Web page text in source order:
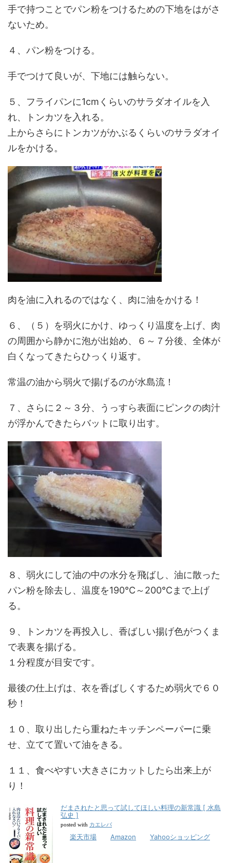
手で持つことでパン粉をつけるための下地をはがさ
ないため。
４、パン粉をつける。
手でつけて良いが、下地には触らない。
５、フライパンに1cmくらいのサラダオイルを入
れ、トンカツを入れる。
上からさらにトンカツがかぶるくらいのサラダオイ
ルをかける。
肉を油に入れるのではなく、肉に油をかける！
６、（５）を弱火にかけ、ゆっくり温度を上げ、肉
の周囲から静かに泡が出始め、６～７分後、全体が
白くなってきたらひっくり返す。
常温の油から弱火で揚げるのが水島流！
７、さらに２～３分、うっすら表面にピンクの肉汁
が浮かんできたらバットに取り出す。
８、弱火にして油の中の水分を飛ばし、油に散った
パン粉を除去し、温度を190℃～200℃まで上げ
る。
９、トンカツを再投入し、香ばしい揚げ色がつくま
で表裏を揚げる。
１分程度が目安です。
最後の仕上げは、衣を香ばしくするため弱火で６０
秒！
１０、取り出したら重ねたキッチンペーパーに乗
せ、立てて置いて油をきる。
１１、食べやすい大きさにカットしたら出来上が
り！
だまされたと思って試してほしい料理の新常識 [ 水島
弘史 ]
posted with カエレバ
楽天市場 Amazon Yahooショッピング